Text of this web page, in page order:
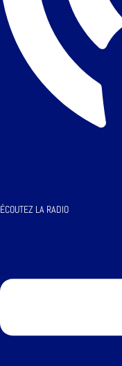
ÉCOUTEZ LA RADIO